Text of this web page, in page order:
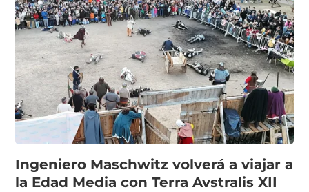
Ingeniero Maschwitz volverá a viajar a
la Edad Media con Terra Avstralis XII